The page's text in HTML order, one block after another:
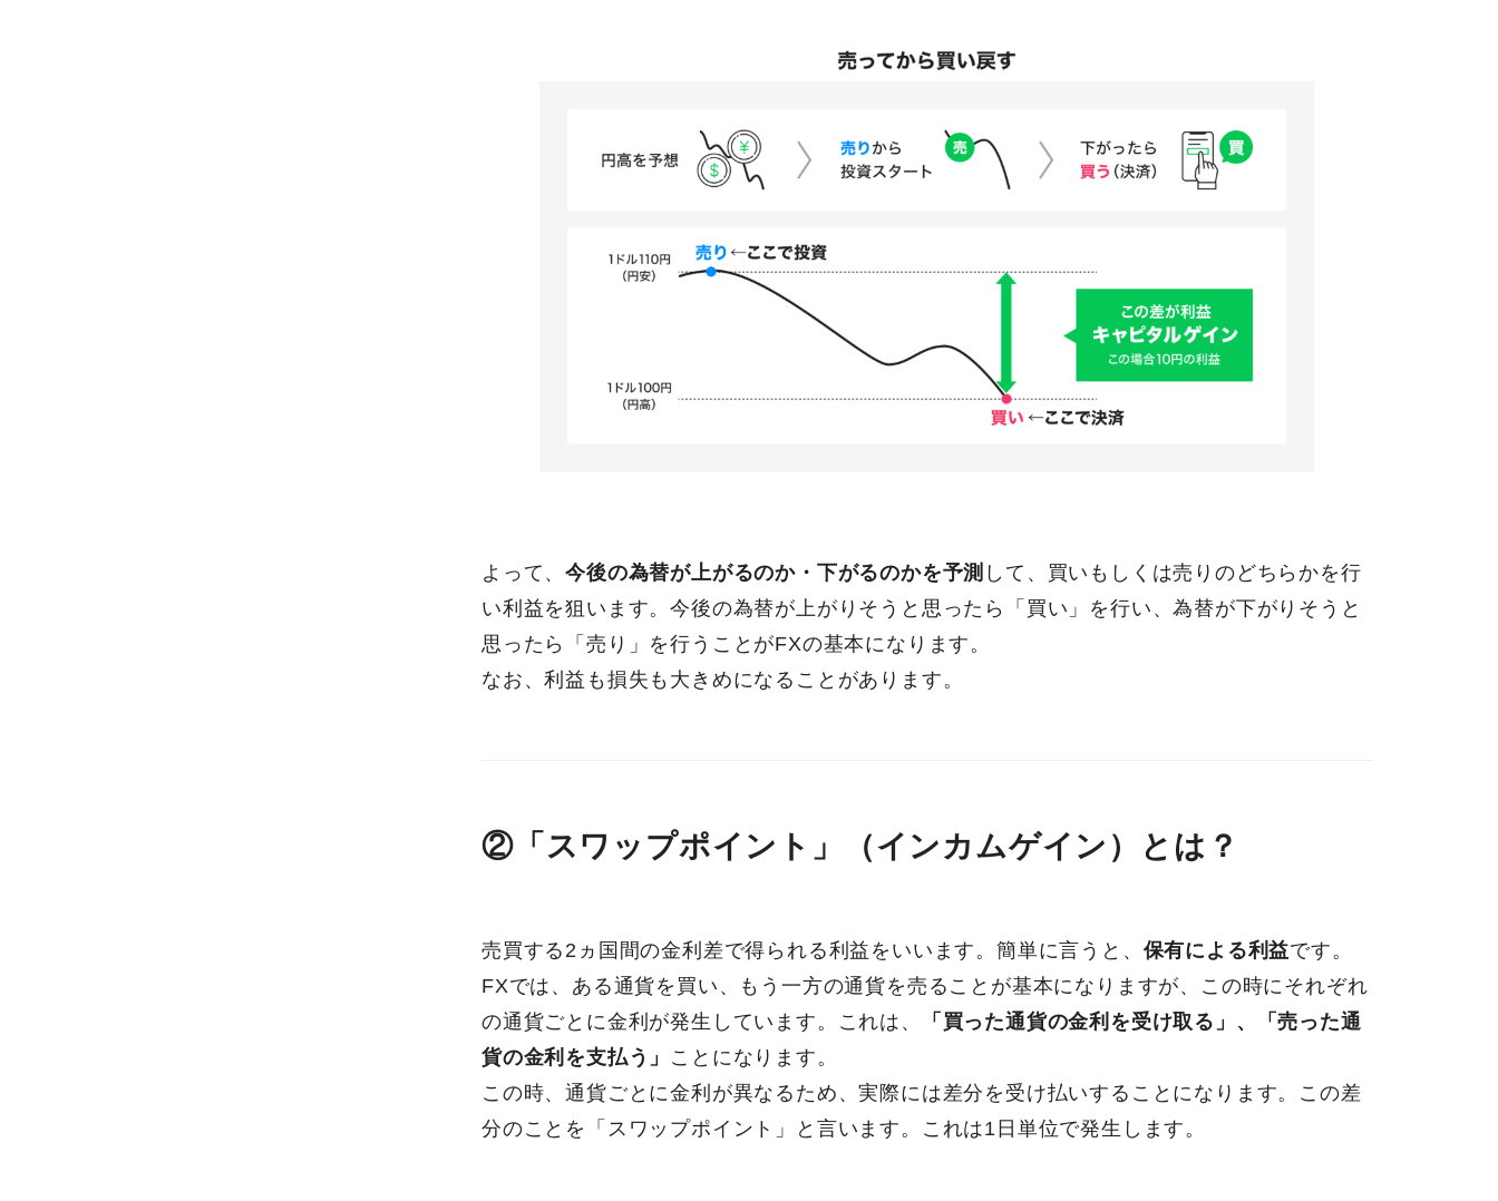
よって、今後の為替が上がるのか・下がるのかを予測 して、買いもしくは売りのどちらかを行
い利益を狙います。今後の為替が上がりそうと思ったら「買い」を行い、為替が下がりそうと
思ったら「売り」を行うことがFXの基本になります。
なお、利益も損失も大きめになることがあります。
②「スワップポイント」（インカムゲイン）とは？
売買する2ヵ国間の金利差で得られる利益をいいます。簡単に言うと、 保有による利益です。
FXでは、ある通貨を買い、もう一方の通貨を売ることが基本になりますが、この時にそれぞれ
の通貨ごとに金利が発生しています。これは、
「買った通貨の金利を受け取る」、「売った通
貨の金利を支払う」 ことになります。
この時、通貨ごとに金利が異なるため、実際には差分を受け払いすることになります。この差
分のことを「スワップポイント」と言います。これは1日単位で発生します。